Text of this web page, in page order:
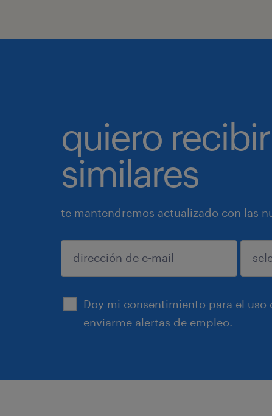
quiero
similares
te mantendremos actualizado con las
Doy mi consentimiento para el
enviarme alertas de empleo.
enviar